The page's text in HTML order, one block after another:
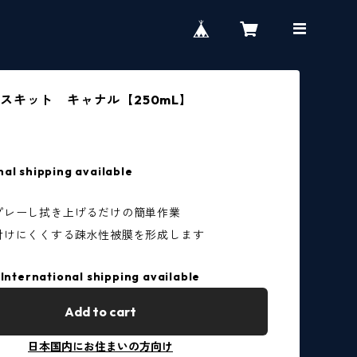
キット キャナル【250mL】
shipping available
ーし拭き上げるだけの簡単作業
にくくする疎水性被膜を形成します
International shipping available
Add to cart
日本国内にお住まいの方向け